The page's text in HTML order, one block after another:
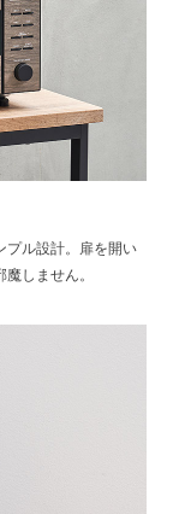
プル設計。扉を開い
しません。